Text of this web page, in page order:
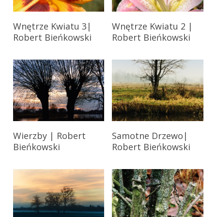
stronie
stronie
Wnętrze Kwiatu 3|
Robert Bieńkowski
Wnętrze Kwiatu 2 |
Robert Bieńkowski
Wierzby | Robert
Bieńkowski
Samotne Drzewo|
Robert Bieńkowski